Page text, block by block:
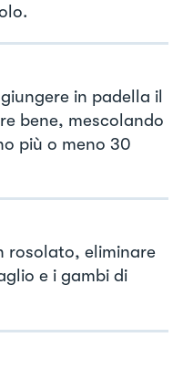
in padella il
bene, mescolando
più o meno 30
rosolato, eliminare
e i gambi di